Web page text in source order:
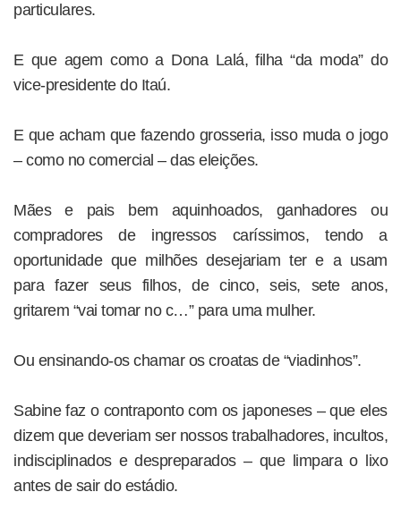
particulares.
E que agem como a Dona Lalá, filha “da moda” do
vice-presidente do Itaú.
E que acham que fazendo grosseria, isso muda o jogo
– como no comercial – das eleições.
Mães e pais bem aquinhoados, ganhadores ou
compradores de ingressos caríssimos, tendo a
oportunidade que milhões desejariam ter e a usam
para fazer seus filhos, de cinco, seis, sete anos,
gritarem “vai tomar no c…” para uma mulher.
Ou ensinando-os chamar os croatas de “viadinhos”.
Sabine faz o contraponto com os japoneses – que eles
dizem que deveriam ser nossos trabalhadores, incultos,
indisciplinados e despreparados – que limpara o lixo
antes de sair do estádio.